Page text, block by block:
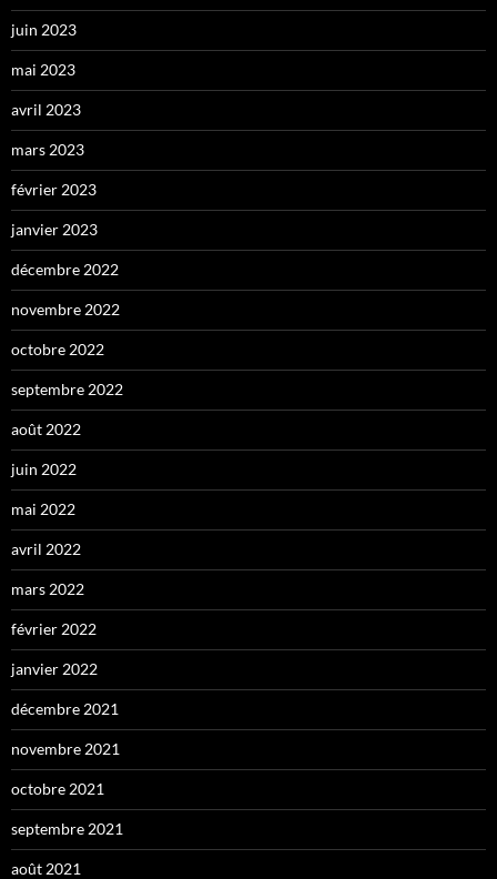
juin 2023
mai 2023
avril 2023
mars 2023
février 2023
janvier 2023
décembre 2022
novembre 2022
octobre 2022
septembre 2022
août 2022
juin 2022
mai 2022
avril 2022
mars 2022
février 2022
janvier 2022
décembre 2021
novembre 2021
octobre 2021
septembre 2021
août 2021